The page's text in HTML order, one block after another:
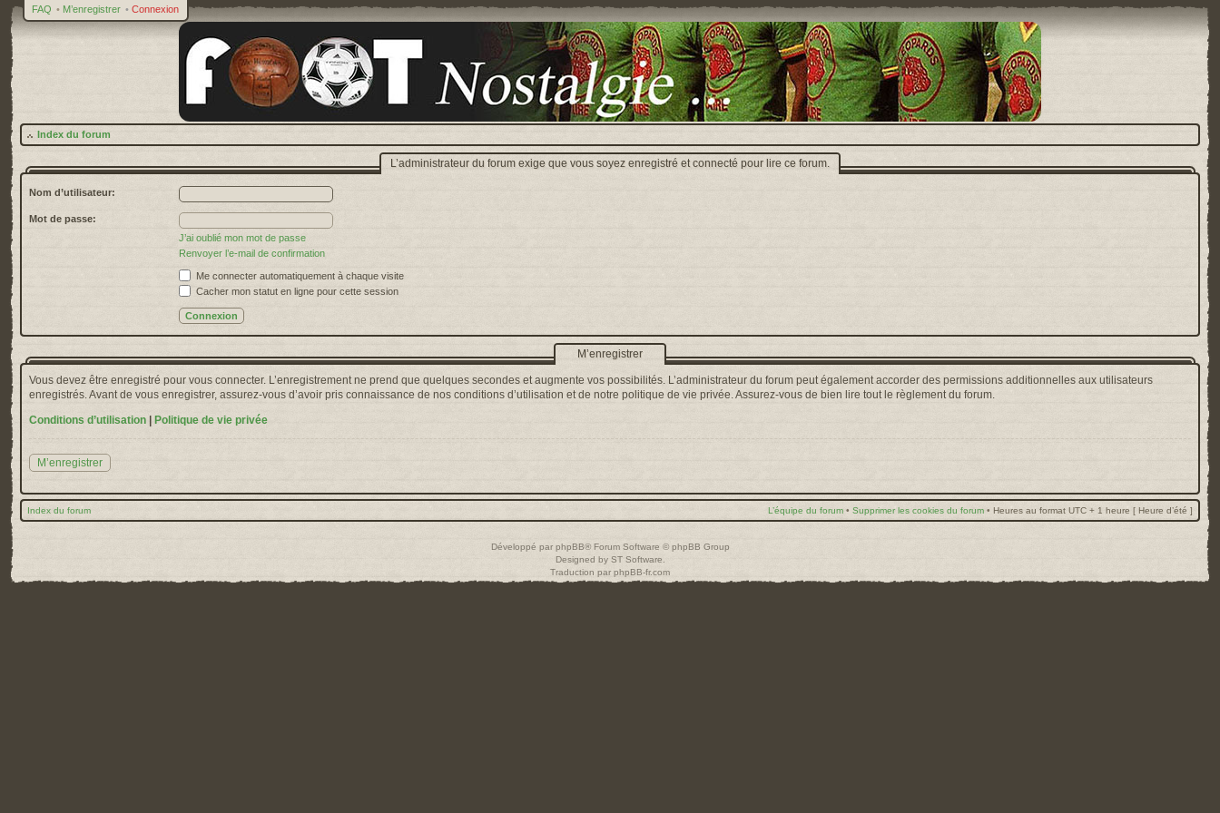
FAQ • M’enregistrer • Connexion
Index du forum
L’administrateur du forum exige que vous soyez enregistré et connecté pour lire ce forum.
Nom d’utilisateur:
Mot de passe:
J’ai oublié mon mot de passe
Renvoyer l’e-mail de confirmation
Me connecter automatiquement à chaque visite
Cacher mon statut en ligne pour cette session
M’enregistrer
Vous devez être enregistré pour vous connecter. L’enregistrement ne prend que quelques secondes et augmente vos possibilités. L’administrateur du forum peut également accorder des permissions additionnelles aux utilisateurs
enregistrés. Avant de vous enregistrer, assurez-vous d’avoir pris connaissance de nos conditions d’utilisation et de notre politique de vie privée. Assurez-vous de bien lire tout le règlement du forum.
Conditions d’utilisation
Politique de vie privée
M’enregistrer
Index du forum L’équipe du forum • Supprimer les cookies du forum • Heures au format UTC + 1 heure [ Heure d’été ]
Développé par phpBB® Forum Software © phpBB Group
Designed by ST Software
Traduction par phpBB-fr.com